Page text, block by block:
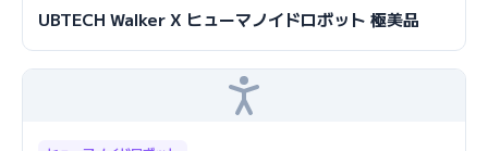
UBTECH Walker X ヒューマノイドロボット 極美品